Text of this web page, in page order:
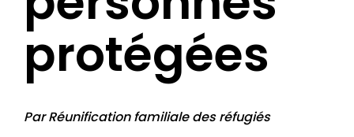
protégées
Par Réunification familiale des réfugiés